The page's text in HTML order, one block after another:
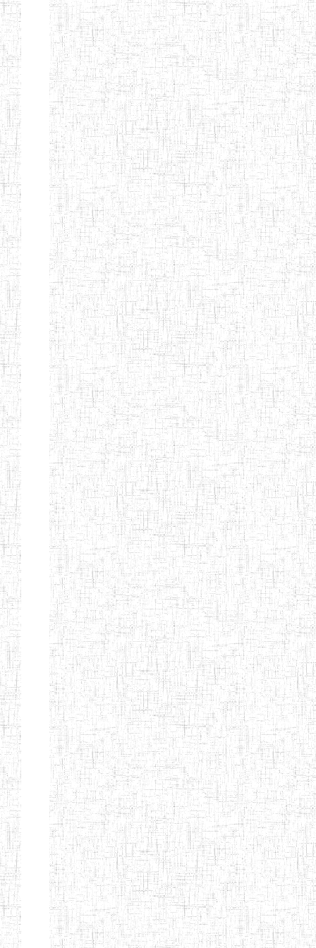
TTC TATUM
ST PIUS X
TECHNICAL
TEACHER
TRAINING
COLLEGE
TATUM
01/08/2000 ENIET
NIGHTINGALE
TEACHER
TRAINING
COLLEGE
20/08/2013 ENIEG
CHRIST THE
KING TEACHER
TRAINING
COLLEGE
04/08/2010 ENIEG
ITCIG SENTTI 14/02/2007 ENIEG
CAMEROON
INCLUSIVE
SPECIAL
EDUCATION
TEACHERS'
TRAINING AND
EMPOWERMENT
PROGRAMME
(CISETTEP)
27/08/2015 ENIEG
ALBERT
TEACHERS'
TRAINING
INSTITUTE
CAMEROUN
(A.T.T.I.C)
27/08/2015 ENIEG
NACHO
TECHNICAL
TEACHER
TRAINING
INSTITUTE
12/08/2010 ENIET
SAINT
28/12/2007 ENIEG